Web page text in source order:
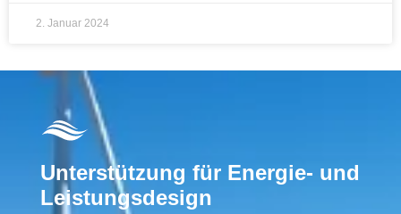
2. Januar 2024
Unterstützung für Energie- und
Leistungsdesign